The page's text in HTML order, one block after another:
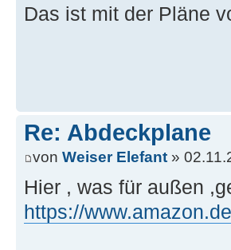
Das ist mit der Pläne
Re: Abdeckplane
von Weiser Elefant »
Hier , was für außen
https://